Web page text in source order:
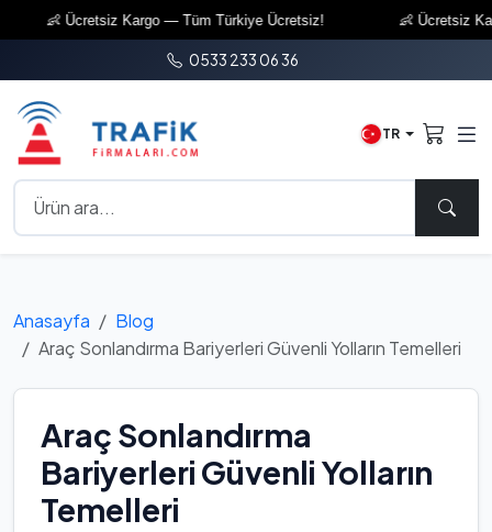
👶 Ücretsiz Kargo — Tüm Türkiye Ücretsiz! 👶 Ücretsiz
0533 233 06 36
TR
Anasayfa
Blog
Araç Sonlandırma Bariyerleri Güvenli Yolların Temelleri
Araç Sonlandırma
Bariyerleri Güvenli Yolların
Temelleri